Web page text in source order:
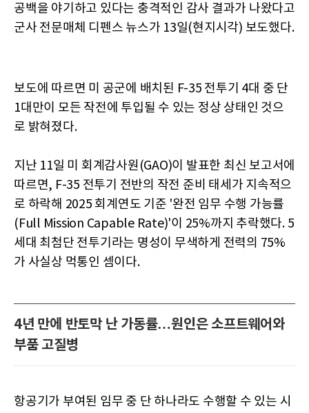
공백을 야기하고 있다는 충격적인 감사 결과가 나왔다고
군사 전문매체 디펜스 뉴스가 13일(현지시각) 보도했다.
보도에 따르면 미 공군에 배치된 F-35 전투기 4대 중 단
1대만이 모든 작전에 투입될 수 있는 정상 상태인 것으
로 밝혀졌다.
지난 11일 미 회계감사원(GAO)이 발표한 최신 보고서에
따르면, F-35 전투기 전반의 작전 준비 태세가 지속적으
로 하락해 2025 회계연도 기준 '완전 임무 수행 가능률
(Full Mission Capable Rate)'이 25%까지 추락했다. 5
세대 최첨단 전투기라는 명성이 무색하게 전력의 75%
가 사실상 먹통인 셈이다.
4년 만에 반토막 난 가동률…원인은 소프트웨어와
부품 고질병
항공기가 부여된 임무 중 단 하나라도 수행할 수 있는 시